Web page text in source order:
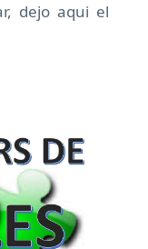
dejo aqui el